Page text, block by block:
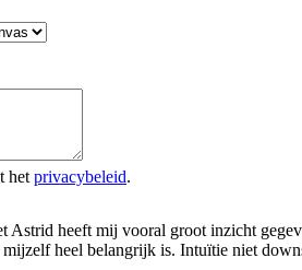
het privacybeleid.
Astrid heeft mij vooral groot inzicht
heel belangrijk is. Intuïtie niet